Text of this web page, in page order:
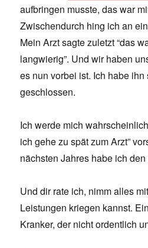
aufbringen musste, das war
Zwischendurch hing ich an
Mein Arzt sagte zuletzt “das
langwierig”. Und wir haben
es nun vorbei ist. Ich habe
geschlossen.
Ich werde mich
ich gehe zu spät zum Arzt”
nächsten Jahres habe ich
Und dir rate ich, nimm alles
Leistungen kriegen kannst.
Kranker, der nicht ordentlich